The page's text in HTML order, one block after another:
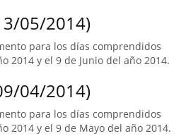
05/2014)
para los días comprendidos
2014 y el 9 de Junio del año 2014.
04/2014)
para los días comprendidos
2014 y el 9 de Mayo del año 2014.